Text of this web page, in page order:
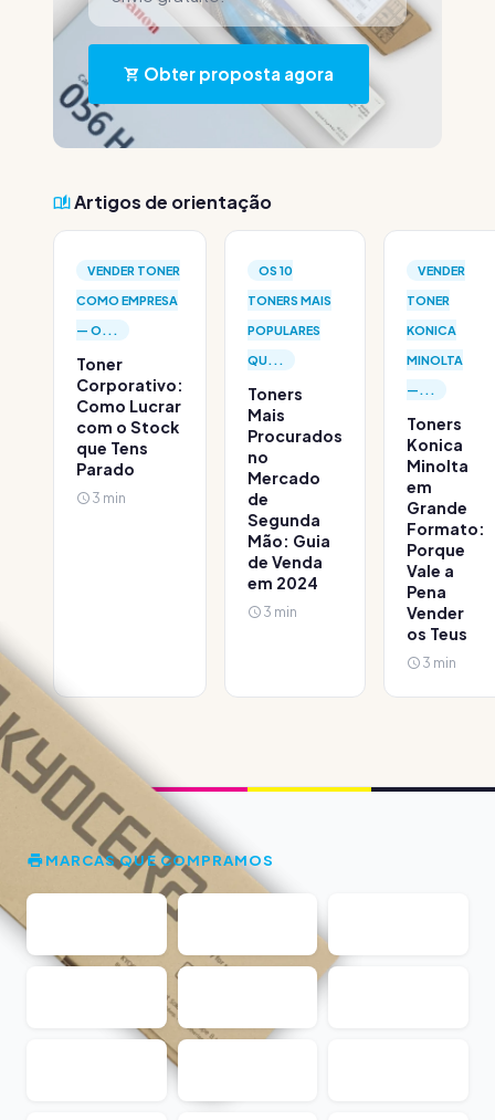
Obter proposta agora
Artigos de orientação
VENDER TONER
COMO EMPRESA
— O...
Toner
Corporativo:
Como Lucrar
com o Stock
que Tens
Parado
3 min
OS 10
TONERS MAIS
POPULARES
QU...
Toners
Mais
Procurados
no
Mercado
de
Segunda
Mão: Guia
de Venda
em 2024
3 min
VENDER
TONER
KONICA
MINOLTA
—...
Toners
Konica
Minolta
em
Grande
Formato:
Porque
Vale a
Pena
Vender
os Teus
3 min
MARCAS QUE COMPRAMOS